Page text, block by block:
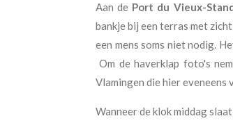
Aan de Port du Vieux-
bankje bij een terras met
een mens soms niet nodig.
Om de haverklap foto's
Vlamingen die hier
Wanneer de klok middag